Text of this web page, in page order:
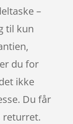
–
til kun
du for
ikke
Du får
returret.